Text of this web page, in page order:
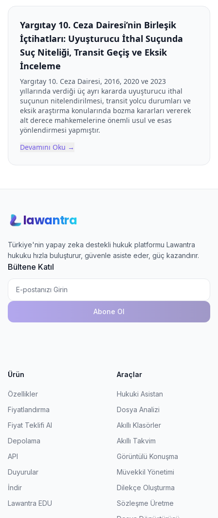
Yargıtay 10. Ceza Dairesi’nin Birleşik
İçtihatları: Uyuşturucu İthal Suçunda
Suç Niteliği, Transit Geçiş ve Eksik
İnceleme
Yargıtay 10. Ceza Dairesi, 2016, 2020 ve 2023
yıllarında verdiği üç ayrı kararda uyuşturucu ithal
suçunun nitelendirilmesi, transit yolcu durumları ve
eksik araştırma konularında bozma kararları vererek
alt derece mahkemelerine önemli usul ve esas
yönlendirmesi yapmıştır.
Devamını Oku →
lawantra
Türkiye'nin yapay zeka destekli hukuk platformu Lawantra
hukuku hızla buluşturur, güvenle asiste eder, güç kazandırır.
Bültene Katıl
Abone Ol
Ürün
Özellikler
Fiyatlandırma
Fiyat Teklifi Al
Depolama
API
Duyurular
İndir
Lawantra EDU
Araçlar
Hukuki Asistan
Dosya Analizi
Akıllı Klasörler
Akıllı Takvim
Görüntülü Konuşma
Müvekkil Yönetimi
Dilekçe Oluşturma
Sözleşme Üretme